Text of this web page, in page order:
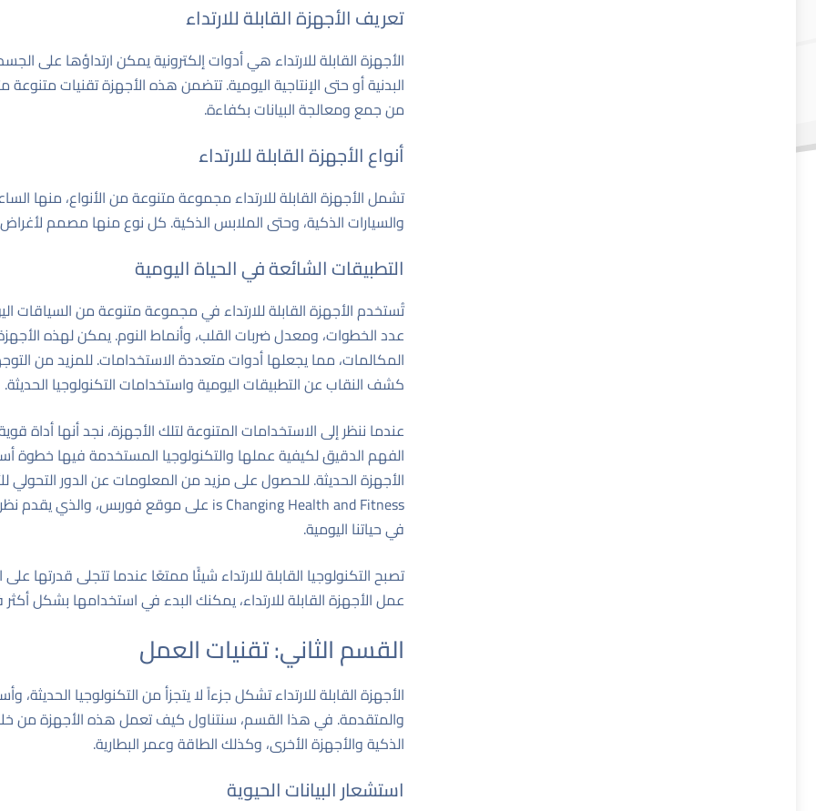
تعريف الأجهزة القابلة للارتداء
الأجهزة القابلة للارتداء هي أدوات إلكترونية يمكن ارتداؤها على
البدنية أو حتى الإنتاجية اليومية. تتضمن هذه الأجهزة تقنيات
من جمع ومعالجة البيانات بكفاءة.
أنواع الأجهزة القابلة للارتداء
تشمل الأجهزة القابلة للارتداء مجموعة متنوعة من الأنواع، منها
والسيارات الذكية، وحتى الملابس الذكية. كل نوع منها مصمم
التطبيقات الشائعة في الحياة اليومية
تُستخدم الأجهزة القابلة للارتداء في مجموعة متنوعة من السياقات
عدد الخطوات، ومعدل ضربات القلب، وأنماط النوم. يمكن لهذه
المكالمات، مما يجعلها أدوات متعددة الاستخدامات. للمزيد من
كشف النقاب عن التطبيقات اليومية واستخدامات التكنولوجيا الحديثة.
عندما ننظر إلى الاستخدامات المتنوعة لتلك الأجهزة، نجد أنها أداة
الفهم الدقيق لكيفية عملها والتكنولوجيا المستخدمة فيها خطوة
الأجهزة الحديثة. للحصول على مزيد من المعلومات عن الدور التحولي
is Changing Health and Fitness على موقع فوربس، والذي يقدم
في حياتنا اليومية.
تصبح التكنولوجيا القابلة للارتداء شيئًا ممتعًا عندما تتجلى قدرتها
عمل الأجهزة القابلة للارتداء، يمكنك البدء في استخدامها بشكل أكثر
القسم الثاني: تقنيات العمل
الأجهزة القابلة للارتداء تشكل جزءاً لا يتجزأ من التكنولوجيا
والمتقدمة. في هذا القسم، سنتناول كيف تعمل هذه الأجهزة من خلال
الذكية والأجهزة الأخرى، وكذلك الطاقة وعمر البطارية.
استشعار البيانات الحيوية